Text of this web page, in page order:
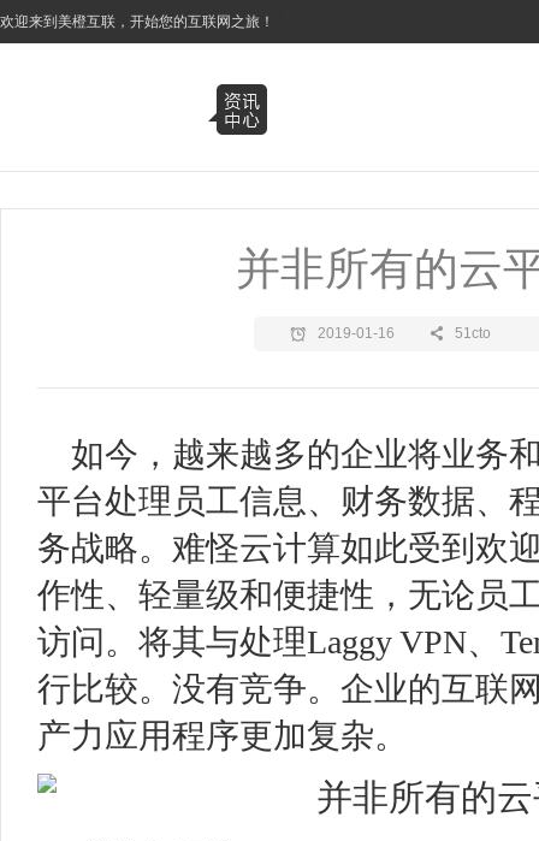
欢迎来到美橙互联，开始您的互联网之旅！
并非所有的云
2019-01-16 51cto
如今，越来越多的企业将业务
平台处理员工信息、财务数据、
务战略。难怪云计算如此受到欢
作性、轻量级和便捷性，无论员
访问。将其与处理Laggy VPN、
行比较。没有竞争。企业的互联
产力应用程序更加复杂。